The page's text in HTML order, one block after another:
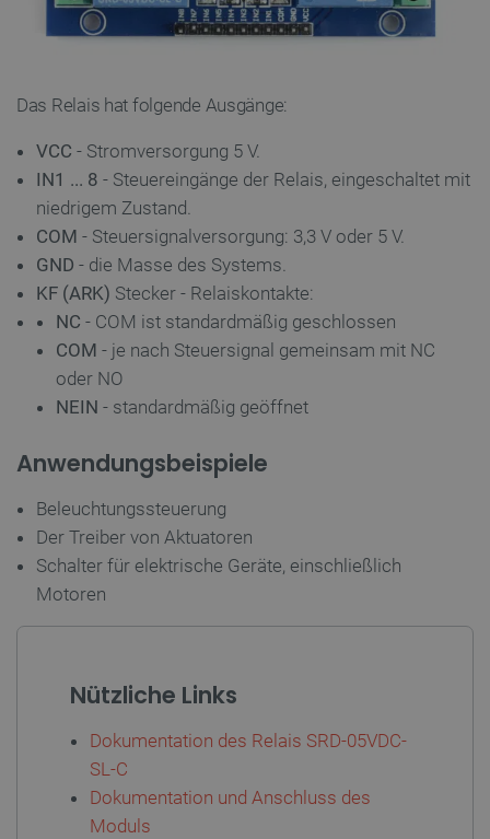
Das Relais hat folgende Ausgänge:
VCC - Stromversorgung 5 V.
IN1 ... 8 - Steuereingänge der Relais, eingeschaltet mit
niedrigem Zustand.
COM - Steuersignalversorgung: 3,3 V oder 5 V.
GND - die Masse des Systems.
KF (ARK) Stecker - Relaiskontakte:
NC - COM ist standardmäßig geschlossen
COM - je nach Steuersignal gemeinsam mit NC
oder NO
NEIN - standardmäßig geöffnet
Anwendungsbeispiele
Beleuchtungssteuerung
Der Treiber von Aktuatoren
Schalter für elektrische Geräte, einschließlich
Motoren
Nützliche Links
Dokumentation des Relais SRD-05VDC-
SL-C
Dokumentation und Anschluss des
Moduls
TARGETING
Unbedingt erforderlich Performance
Targeting
Unbedingt erforderliche Cookies ermöglichen
wesentliche Kernfunktionen der Website wie die
Benutzeranmeldung und die Kontoverwaltung.
Ohne die unbedingt erforderlichen Cookies kann
die Website nicht ordnungsgemäß verwendet
werden.
Name